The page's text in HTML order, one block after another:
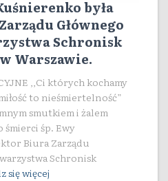
była
Głównego
Schronisk
Warszawie.
,,Ci których kochamy
to nieśmiertelność”
smutkiem i żalem
śmierci śp. Ewy
Biura Zarządu
Schronisk
się więcej